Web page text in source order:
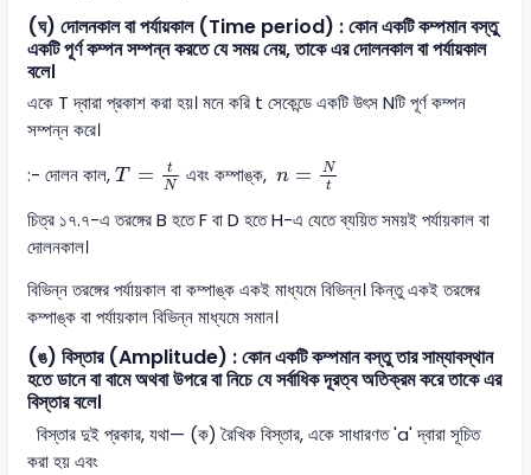
(ঘ) দোলনকাল বা পর্যায়কাল (Time period) : কোন একটি কম্পমান বস্তু
একটি পূর্ণ কম্পন সম্পন্ন করতে যে সময় নেয়, তাকে এর দোলনকাল বা পর্যায়কাল
বলে।
একে T দ্বারা প্রকাশ করা হয়। মনে করি t সেকেন্ডে একটি উৎস Nটি পূর্ণ কম্পন
সম্পন্ন করে।
:- দোলন কাল,T =
t
N
T= N এবং কম্পাঙ্ক, n =
N
t
t
চিত্র ১৭.৭-এ তরঙ্গের B হতে F বা D হতে H-এ যেতে ব্যয়িত সময়ই পর্যায়কাল বা
দোলনকাল।
বিভিন্ন তরঙ্গের পর্যায়কাল বা কম্পাঙ্ক একই মাধ্যমে বিভিন্ন। কিন্তু একই তরঙ্গের
কম্পাঙ্ক বা পর্যায়কাল বিভিন্ন মাধ্যমে সমান।
(ঙ) বিস্তার (Amplitude) : কোন একটি কম্পমান বস্তু তার সাম্যাবস্থান
হতে ডানে বা বামে অথবা উপরে বা নিচে যে সর্বাধিক দূরত্ব অতিক্রম করে তাকে এর
বিস্তার বলে।
বিস্তার দুই প্রকার, যথা— (ক) রৈখিক বিস্তার, একে সাধারণত 'a' দ্বারা সূচিত
করা হয় এবং